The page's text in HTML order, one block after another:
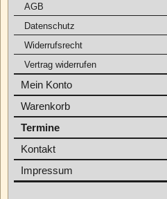
AGB
Datenschutz
Widerrufsrecht
Vertrag widerrufen
Mein Konto
Warenkorb
Termine
Kontakt
Impressum